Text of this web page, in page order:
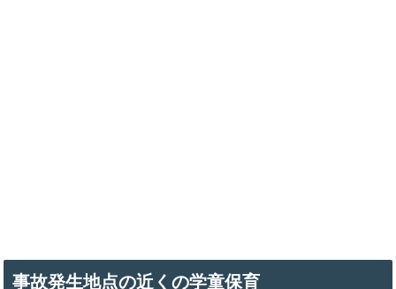
事故発生地点の近くの学童保育